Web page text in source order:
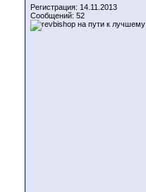
Регистрация: 14.11.2013
Сообщений: 52